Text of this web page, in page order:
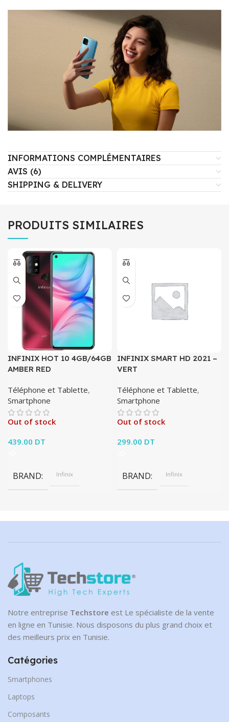
INFORMATIONS COMPLÉMENTAIRES
AVIS (6)
SHIPPING & DELIVERY
PRODUITS SIMILAIRES
INFINIX HOT 10 4GB/64GB
AMBER RED
Téléphone et Tablette,
Smartphone
Out of stock
439.00 DT
BRAND Infinix
INFINIX SMART HD 2021 –
VERT
Téléphone et Tablette,
Smartphone
Out of stock
299.00 DT
BRAND Infinix
Notre entreprise Techstore est Le spécialiste de la vente
en ligne en Tunisie. Nous disposons du plus grand choix et
des meilleurs prix en Tunisie.
Catégories
Smartphones
Laptops
Composants